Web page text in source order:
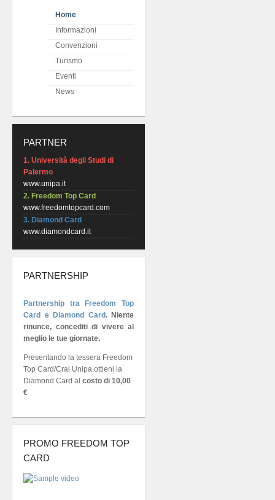
Home
Informazioni
Convenzioni
Turismo
Eventi
News
PARTNER
1. Università degli Studi di
Palermo
www.unipa.it
2. Freedom Top Card
www.freedomtopcard.com
3. Diamond Card
www.diamondcard.it
PARTNERSHIP
Partnership tra Freedom Top
Card e Diamond Card. Niente
rinunce, concediti di vivere al
meglio le tue giornate.
Presentando la tessera Freedom
Top Card/Cral Unipa ottieni la
Diamond Card al costo di 10,00
€
PROMO FREEDOM TOP
CARD